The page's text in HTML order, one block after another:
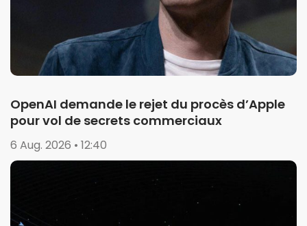
OpenAI demande le rejet du procès d’Apple
pour vol de secrets commerciaux
6 Aug. 2026 • 12:40